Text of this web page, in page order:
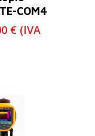
COM4
€ (IVA